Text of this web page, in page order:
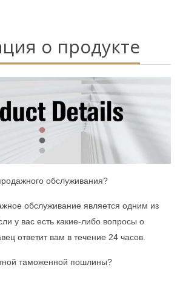
о продукте
обслуживания?
обслуживание является одним из
у вас есть какие-либо вопросы о
ответит вам в течение 24 часов.
таможенной пошлины?